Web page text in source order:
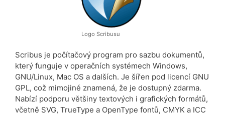
Logo Scribusu
Scribus je počítačový program pro sazbu dokumentů,
který funguje v operačních systémech Windows,
GNU/Linux, Mac OS a dalších. Je šířen pod licencí GNU
GPL, což mimojiné znamená, že je dostupný zdarma.
Nabízí podporu většiny textových i grafických formátů,
včetně SVG, TrueType a OpenType fontů, CMYK a ICC